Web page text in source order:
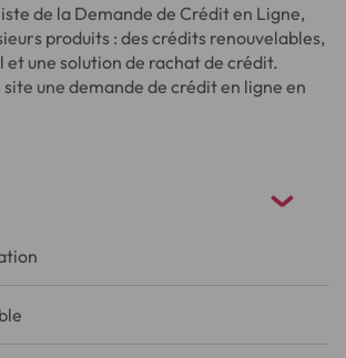
de la Demande de Crédit en Ligne,
produits : des crédits renouvelables,
et une solution de rachat de crédit.
une demande de crédit en ligne en